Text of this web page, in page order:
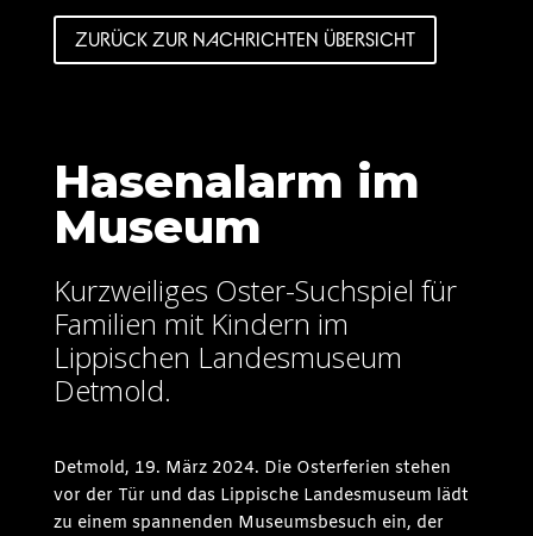
ZURÜCK ZUR NACHRICHTEN ÜBERSICHT
Hasenalarm im
Museum
Kurzweiliges Oster-Suchspiel für
Familien mit Kindern im
Lippischen Landesmuseum
Detmold.
Detmold, 19. März 2024. Die Osterferien stehen
vor der Tür und das Lippische Landesmuseum lädt
zu einem spannenden Museumsbesuch ein, der